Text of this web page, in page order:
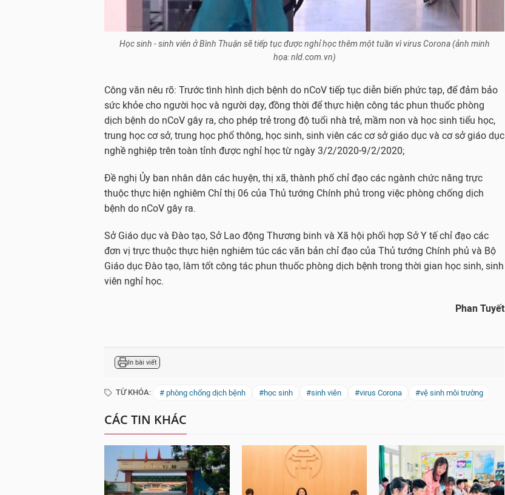
Học sinh - sinh viên ở Bình Thuận sẽ tiếp tục được nghỉ học thêm một tuần vì virus Corona (ảnh minh
họa: nld.com.vn)
Công văn nêu rõ: Trước tình hình dịch bệnh do nCoV tiếp tục diễn biến phức tạp, để đảm bảo
sức khỏe cho người học và người dạy, đồng thời để thực hiện công tác phun thuốc phòng
dịch bệnh do nCoV gây ra, cho phép trẻ trong độ tuổi nhà trẻ, mầm non và học sinh tiểu học,
trung học cơ sở, trung học phổ thông, học sinh, sinh viên các cơ sở giáo dục và cơ sở giáo dục
nghề nghiệp trên toàn tỉnh được nghỉ học từ ngày 3/2/2020-9/2/2020;
Đề nghị Ủy ban nhân dân các huyện, thị xã, thành phố chỉ đạo các ngành chức năng trực
thuộc thực hiện nghiêm Chỉ thị 06 của Thủ tướng Chính phủ trong việc phòng chống dịch
bệnh do nCoV gây ra.
Sở Giáo dục và Đào tạo, Sở Lao động Thương binh và Xã hội phối hợp Sở Y tế chỉ đạo các
đơn vị trực thuộc thực hiện nghiêm túc các văn bản chỉ đạo của Thủ tướng Chính phủ và Bộ
Giáo dục Đào tạo, làm tốt công tác phun thuốc phòng dịch bệnh trong thời gian học sinh, sinh
viên nghỉ học.
Phan Tuyết
In bài viết
TỪ KHÓA: # phòng chống dịch bệnh #học sinh #sinh viên #virus Corona #vệ sinh môi trường
CÁC TIN KHÁC